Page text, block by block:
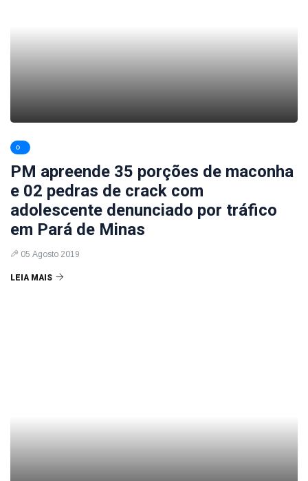
PM apreende 35 porções de maconha
e 02 pedras de crack com
adolescente denunciado por tráfico
em Pará de Minas
05 Agosto 2019
LEIA MAIS